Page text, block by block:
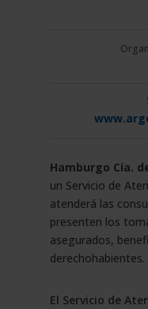
Hamburgo Cía.
un Servicio de
atenderá las
presenten los
asegurados,
derechohabientes.
El Servicio de